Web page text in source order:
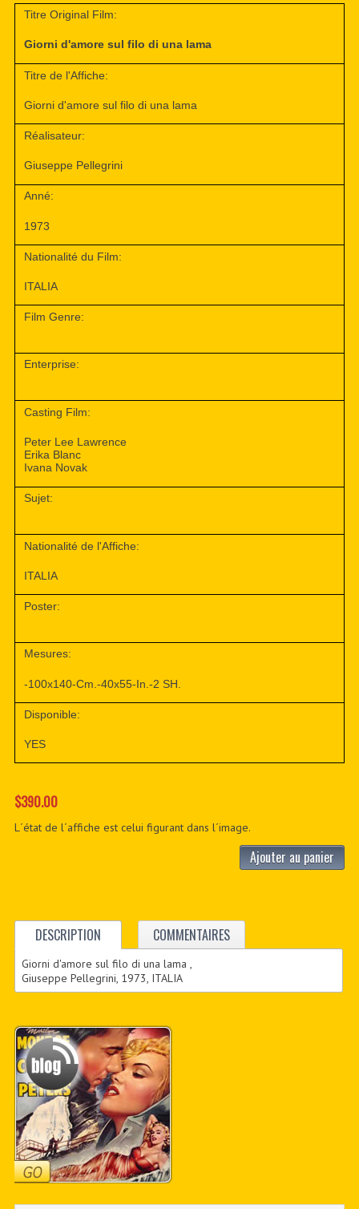
Titre Original Film:
Giorni d'amore sul filo di una lama
Titre de l'Affiche:
Giorni d'amore sul filo di una lama
Réalisateur:
Giuseppe Pellegrini
Anné:
1973
Nationalité du Film:
ITALIA
Film Genre:
Enterprise:
Casting Film:
Peter Lee Lawrence
Erika Blanc
Ivana Novak
Sujet:
Nationalité de l'Affiche:
ITALIA
Poster:
Mesures:
-100x140-Cm.-40x55-In.-2 SH.
Disponible:
YES
$390.00
L´état de l´affiche est celui figurant dans l´image.
Ajouter au panier
DESCRIPTION COMMENTAIRES
Giorni d'amore sul filo di una lama ,
Giuseppe Pellegrini, 1973, ITALIA